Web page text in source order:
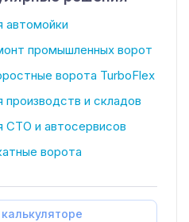
автомойки
промышленных ворот
ворота TurboFlex
производств и складов
СТО и автосервисов
ворота